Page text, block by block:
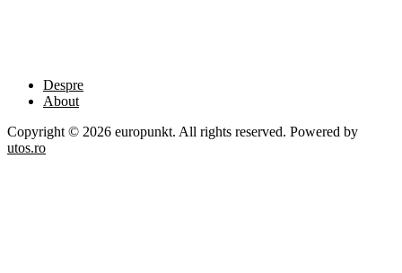
Despre
About
Copyright © 2026 europunkt. All rights reserved. Powered by
utos.ro